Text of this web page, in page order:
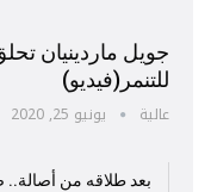
جويل ماردينيان
للتنمر(فيديو)
عالية يونيو 25, 2020
بعد طلاقه من أصالة..